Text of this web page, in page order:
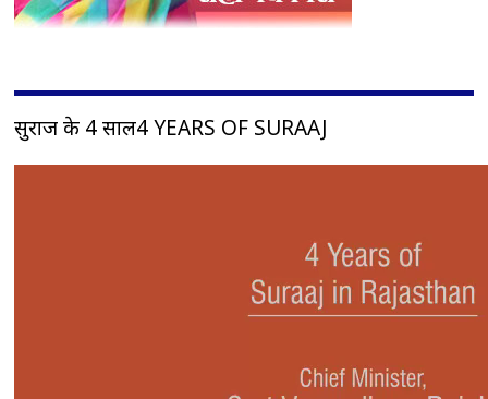
सुराज के 4 साल4 YEARS OF SURAAJ